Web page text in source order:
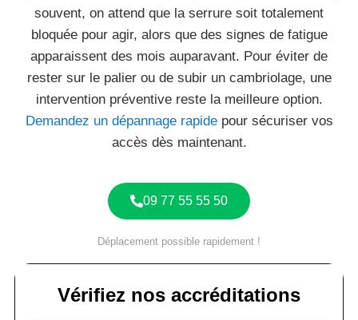
souvent, on attend que la serrure soit totalement
bloquée pour agir, alors que des signes de fatigue
apparaissent des mois auparavant. Pour éviter de
rester sur le palier ou de subir un cambriolage, une
intervention préventive reste la meilleure option.
Demandez un dépannage rapidepour sécuriser vos
accès dès maintenant.
09 77 55 55 50
Déplacement possible rapidement !
Vérifiez nos accréditations